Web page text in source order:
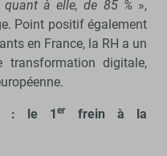
quant à elle, de 85 %»,
Point positif également
en France, la RH a un
digitale,
: le 1erfrein à la